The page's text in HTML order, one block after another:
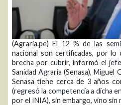
(Agraria.pe) El 12 % de las
nacional son certificadas, por lo
brecha por cubrir, informó el
Sanidad Agraria (Senasa), Miguel
Senasa tiene cerca de 3 años
(regresó la competencia a dicha
por el INIA), sin embargo, vino sin